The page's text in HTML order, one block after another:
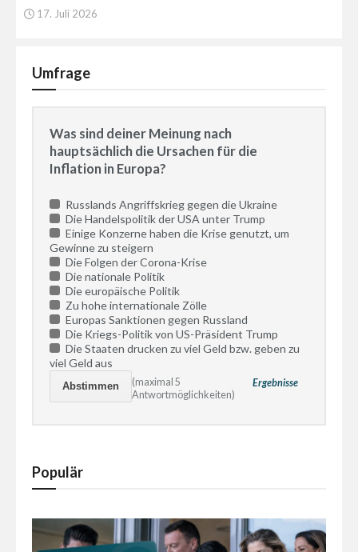
17. Juli 2026
Umfrage
Was sind deiner Meinung nach
hauptsächlich die Ursachen für die
Inflation in Europa?
Russlands Angriffskrieg gegen die Ukraine
Die Handelspolitik der USA unter Trump
Einige Konzerne haben die Krise genutzt, um
Gewinne zu steigern
Die Folgen der Corona-Krise
Die nationale Politik
Die europäische Politik
Zu hohe internationale Zölle
Europas Sanktionen gegen Russland
Die Kriegs-Politik von US-Präsident Trump
Die Staaten drucken zu viel Geld bzw. geben zu
viel Geld aus
Ergebnisse
(maximal 5
Antwortmöglichkeiten)
Populär